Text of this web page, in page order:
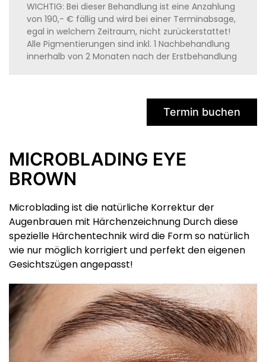
WICHTIG: Bei dieser Behandlung ist eine Anzahlung
von 190,- € fällig und wird bei einer Terminabsage,
egal in welchem Zeitraum, nicht zurückerstattet!
Alle Pigmentierungen sind inkl. 1 Nachbehandlung
innerhalb von 2 Monaten nach der Erstbehandlung
Termin buchen
MICROBLADING EYE
BROWN
Microblading ist die natürliche Korrektur der
Augenbrauen mit Härchenzeichnung Durch diese
spezielle Härchentechnik wird die Form so natürlich
wie nur möglich korrigiert und perfekt den eigenen
Gesichtszügen angepasst!